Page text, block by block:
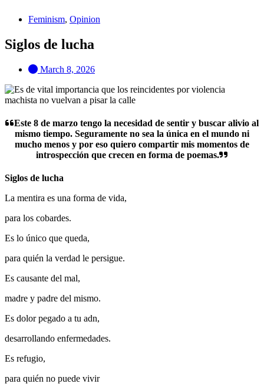
Feminism, Opinion
Siglos de lucha
March 8, 2026
Este 8 de marzo tengo la necesidad de sentir y buscar alivio al
mismo tiempo. Seguramente no sea la única en el mundo ni
mucho menos y por eso quiero compartir mis momentos de
introspección que crecen en forma de poemas.
Siglos de lucha
La mentira es una forma de vida,
para los cobardes.
Es lo único que queda,
para quién la verdad le persigue.
Es causante del mal,
madre y padre del mismo.
Es dolor pegado a tu adn,
desarrollando enfermedades.
Es refugio,
para quién no puede vivir